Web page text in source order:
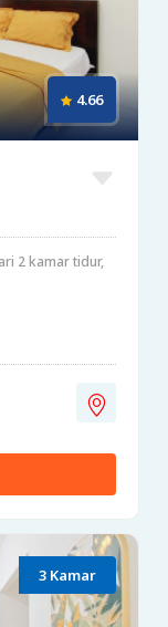
4.66
2 kamar tidur,
3 Kamar